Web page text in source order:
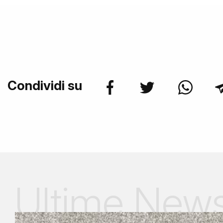
Condividi su
Ultime